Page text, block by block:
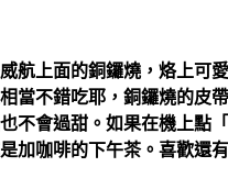
航上面的銅鑼燒，烙上可
當不錯吃耶，銅鑼燒的皮
不會過甜。如果在機上點
加咖啡的下午茶。喜歡還